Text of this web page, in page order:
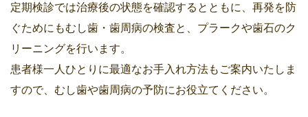
定期検診では治療後の状態を確認するとともに、再発を防
ぐためにもむし歯・歯周病の検査と、プラークや歯石のク
リーニングを行います。
患者様一人ひとりに最適なお手入れ方法もご案内いたしま
すので、むし歯や歯周病の予防にお役立てください。